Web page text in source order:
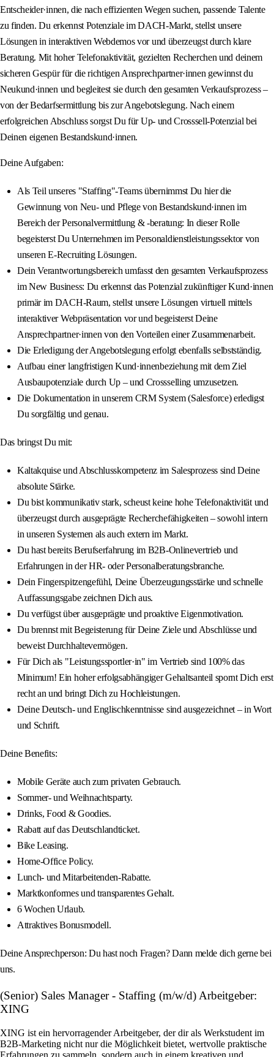
Entscheider·innen, die nach effizienten Wegen suchen, passende Talente
zu finden. Du erkennst Potenziale im DACH-Markt, stellst unsere
Lösungen in interaktiven Webdemos vor und überzeugst durch klare
Beratung. Mit hoher Telefonaktivität, gezielten Recherchen und deinem
sicheren Gespür für die richtigen Ansprechpartner·innen gewinnst du
Neukund·innen und begleitest sie durch den gesamten Verkaufsprozess –
von der Bedarfsermittlung bis zur Angebotslegung. Nach einem
erfolgreichen Abschluss sorgst Du für Up- und Crosssell-Potenzial bei
Deinen eigenen Bestandskund·innen.
Deine Aufgaben:
Als Teil unseres "Staffing"-Teams übernimmst Du hier die
Gewinnung von Neu- und Pflege von Bestandskund·innen im
Bereich der Personalvermittlung & -beratung: In dieser Rolle
begeisterst Du Unternehmen im Personaldienstleistungssektor von
unseren E-Recruiting Lösungen.
Dein Verantwortungsbereich umfasst den gesamten Verkaufsprozess
im New Business: Du erkennst das Potenzial zukünftiger Kund·innen
primär im DACH-Raum, stellst unsere Lösungen virtuell mittels
interaktiver Webpräsentation vor und begeisterst Deine
Ansprechpartner·innen von den Vorteilen einer Zusammenarbeit.
Die Erledigung der Angebotslegung erfolgt ebenfalls selbstständig.
Aufbau einer langfristigen Kund·innenbeziehung mit dem Ziel
Ausbaupotenziale durch Up – und Crossselling umzusetzen.
Die Dokumentation in unserem CRM System (Salesforce) erledigst
Du sorgfältig und genau.
Das bringst Du mit:
Kaltakquise und Abschlusskompetenz im Salesprozess sind Deine
absolute Stärke.
Du bist kommunikativ stark, scheust keine hohe Telefonaktivität und
überzeugst durch ausgeprägte Recherchefähigkeiten – sowohl intern
in unseren Systemen als auch extern im Markt.
Du hast bereits Berufserfahrung im B2B-Onlinevertrieb und
Erfahrungen in der HR- oder Personalberatungsbranche.
Dein Fingerspitzengefühl, Deine Überzeugungsstärke und schnelle
Auffassungsgabe zeichnen Dich aus.
Du verfügst über ausgeprägte und proaktive Eigenmotivation.
Du brennst mit Begeisterung für Deine Ziele und Abschlüsse und
beweist Durchhaltevermögen.
Für Dich als "Leistungssportler·in" im Vertrieb sind 100% das
Minimum! Ein hoher erfolgsabhängiger Gehaltsanteil spornt Dich erst
recht an und bringt Dich zu Hochleistungen.
Deine Deutsch- und Englischkenntnisse sind ausgezeichnet – in Wort
und Schrift.
Deine Benefits:
Mobile Geräte auch zum privaten Gebrauch.
Sommer- und Weihnachtsparty.
Drinks, Food & Goodies.
Rabatt auf das Deutschlandticket.
Bike Leasing.
Home-Office Policy.
Lunch- und Mitarbeitenden-Rabatte.
Marktkonformes und transparentes Gehalt.
6 Wochen Urlaub.
Attraktives Bonusmodell.
Deine Ansprechperson: Du hast noch Fragen? Dann melde dich gerne bei
uns.
(Senior) Sales Manager - Staffing (m/w/d) Arbeitgeber:
XING
XING ist ein hervorragender Arbeitgeber, der dir als Werkstudent im
B2B-Marketing nicht nur die Möglichkeit bietet, wertvolle praktische
Erfahrungen zu sammeln, sondern auch in einem kreativen und